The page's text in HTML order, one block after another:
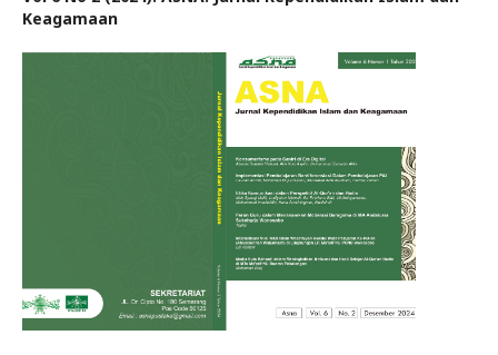
Keagamaan